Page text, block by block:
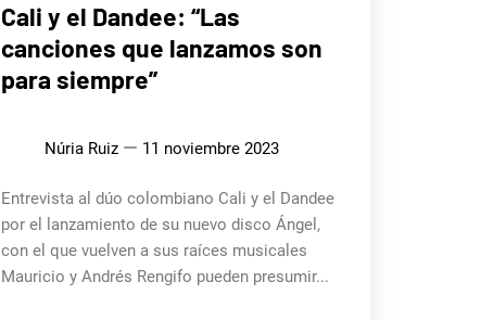
MÚSICA
Cali y el Dandee: “Las
canciones que lanzamos son
para siempre”
Núria Ruiz 11 noviembre 2023
Entrevista al dúo colombiano Cali y el Dandee
por el lanzamiento de su nuevo disco Ángel,
con el que vuelven a sus raíces musicales
Mauricio y Andrés Rengifo pueden presumir...